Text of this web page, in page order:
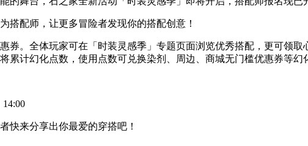
搭配师，让更多冒险者发现你的搭配创意！
券。全体玩家可在「时装灵感季」专题页面浏览优秀搭配，更可领
累计幻化点数，使用点数可兑换染剂、周边、商城无门槛优惠券等幻
快来分享出你最爱的穿搭吧！